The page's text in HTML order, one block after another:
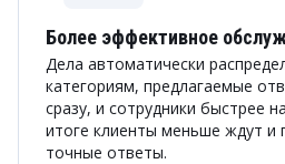
Более эффективное
Дела автоматически
категориям, предлагаемые
сразу, и сотрудники быстрее
итоге клиенты меньше ждут и
точные ответы.